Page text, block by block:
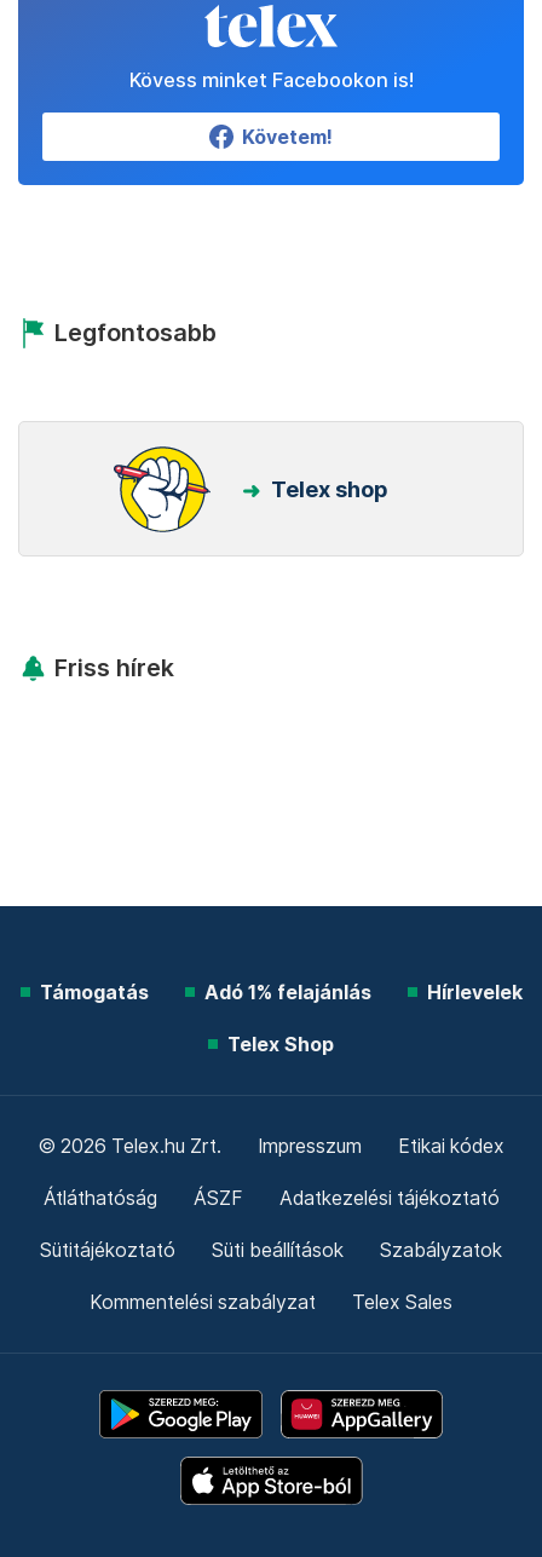
Kövess minket Facebookon is!
Követem!
Legfontosabb
Telex shop
Friss hírek
Támogatás Adó 1% felajánlás Hírlevelek
Telex Shop
© 2026 Telex.hu Zrt. Impresszum Etikai kódex
Átláthatóság ÁSZF Adatkezelési tájékoztató
Sütitájékoztató Süti beállítások Szabályzatok
Kommentelési szabályzat Telex Sales